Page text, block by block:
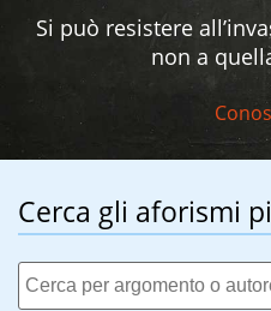
Si può resistere
non a
Cerca gli aforismi